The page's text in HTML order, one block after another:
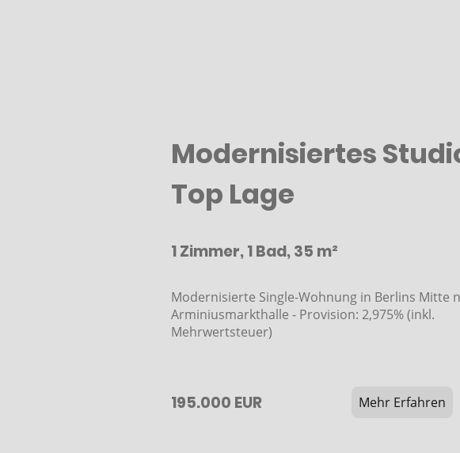
Modernisiertes
Top Lage
1 Zimmer, 1 Bad, 35 m²
Modernisierte Single-Wohnung in Berlins Mitte
Arminiusmarkthalle - Provision: 2,975% (inkl.
Mehrwertsteuer)
195.000 EUR Mehr Erfahren